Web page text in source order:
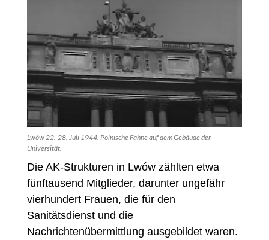
Lwów 22.-28. Juli 1944. Polnische Fahne auf dem Gebäude der
Universität.
Die AK-Strukturen in Lwów zählten etwa
fünftausend Mitglieder, darunter ungefähr
vierhundert Frauen, die für den
Sanitätsdienst und die
Nachrichtenübermittlung ausgebildet waren.